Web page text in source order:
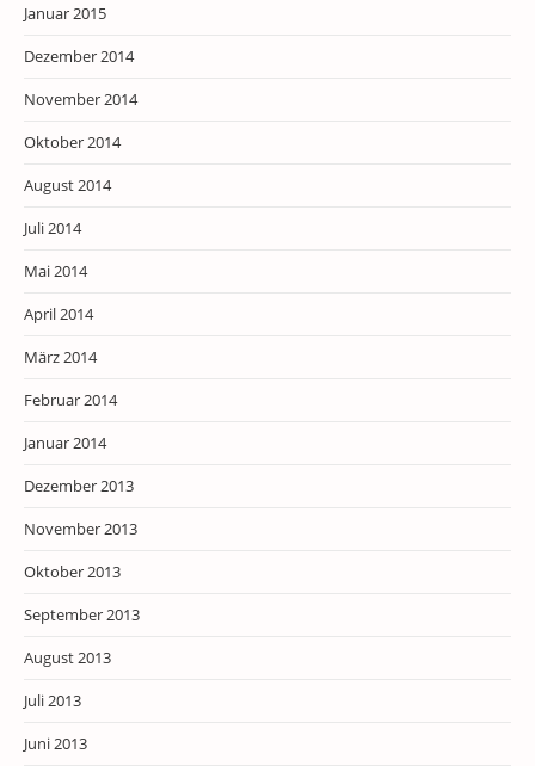
Januar 2015
Dezember 2014
November 2014
Oktober 2014
August 2014
Juli 2014
Mai 2014
April 2014
März 2014
Februar 2014
Januar 2014
Dezember 2013
November 2013
Oktober 2013
September 2013
August 2013
Juli 2013
Juni 2013